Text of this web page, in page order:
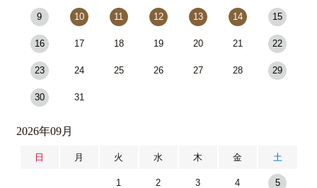
9 10 11 12 13 14 15
16 17 18 19 20 21 22
23 24 25 26 27 28 29
30 31
2026年09月
日 月 火 水 木 金 土
1 2 3 4 5